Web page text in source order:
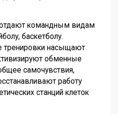
командным видам
баскетболу.
тренировки насыщают
обменные
самочувствия,
работу
станций клеток